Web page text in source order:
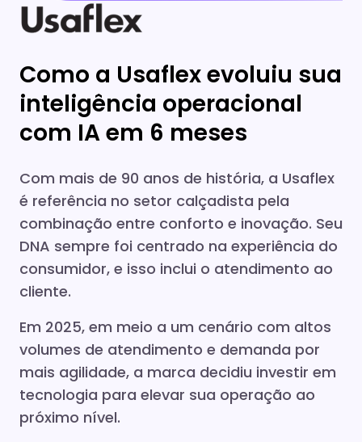
Como a Usaflex evoluiu sua
inteligência operacional
com IA em 6 meses
Com mais de 90 anos de história, a Usaflex
é referência no setor calçadista pela
combinação entre conforto e inovação. Seu
DNA sempre foi centrado na experiência do
consumidor, e isso inclui o atendimento ao
cliente.
Em 2025, em meio a um cenário com altos
volumes de atendimento e demanda por
mais agilidade, a marca decidiu investir em
tecnologia para elevar sua operação ao
próximo nível.